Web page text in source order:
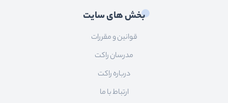
بخش های سایت
قوانین و مقررات
مدرسان راکت
درباره راکت
ارتباط با ما